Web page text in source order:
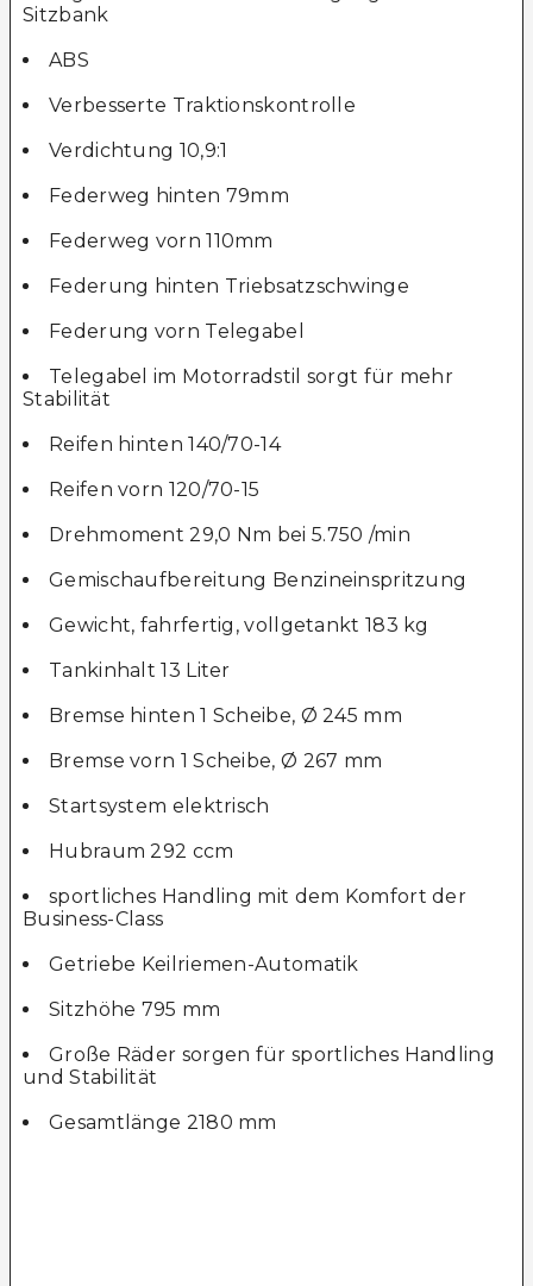
Sitzbank
ABS
Verbesserte Traktionskontrolle
Verdichtung 10,9:1
Federweg hinten 79mm
Federweg vorn 110mm
Federung hinten Triebsatzschwinge
Federung vorn Telegabel
Telegabel im Motorradstil sorgt für mehr
Stabilität
Reifen hinten 140/70-14
Reifen vorn 120/70-15
Drehmoment 29,0 Nm bei 5.750 /min
Gemischaufbereitung Benzineinspritzung
Gewicht, fahrfertig, vollgetankt 183 kg
Tankinhalt 13 Liter
Bremse hinten 1 Scheibe, Ø 245 mm
Bremse vorn 1 Scheibe, Ø 267 mm
Startsystem elektrisch
Hubraum 292 ccm
sportliches Handling mit dem Komfort der
Business-Class
Getriebe Keilriemen-Automatik
Sitzhöhe 795 mm
Große Räder sorgen für sportliches Handling
und Stabilität
Gesamtlänge 2180 mm